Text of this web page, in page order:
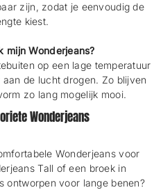
zijn, zodat je eenvoudig de
kiest.
mijn Wonderjeans?
op een lage temperatuur
de lucht drogen. Zo blijven
zo lang mogelijk mooi.
Wonderjeans
Wonderjeans voor
Tall of een broek in
ontworpen voor lange benen?